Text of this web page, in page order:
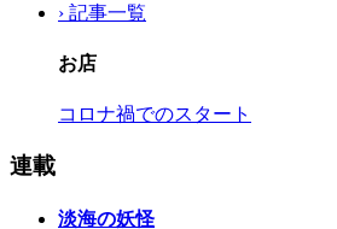
› 記事一覧
お店
コロナ禍でのスタート
連載
淡海の妖怪